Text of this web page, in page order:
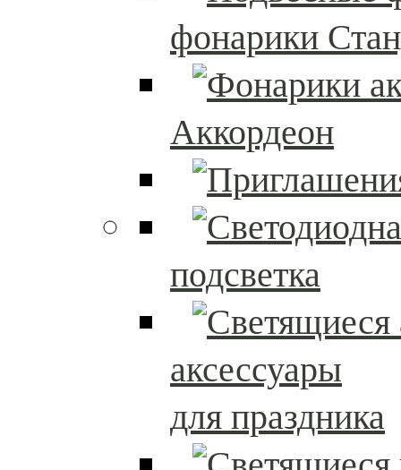
фонарики
Аккордеон
подсветка
аксессуары
для праздника